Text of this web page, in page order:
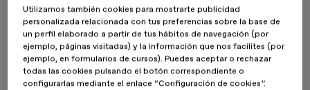
15 Junio 2017 Mireia González
Nuestra experta en moda, Mireia González, visitó el estudio del
diseñador de alta costura Xavier Gonzalvez. Según Mireia "Xavier
intenta combinar la tradición de la alta costura con los nuevos
Utilizamos también cookies para mostrarte publicidad
personalizada relacionada con tus preferencias sobre la base de
un perfil elaborado a partir de tus hábitos de navegación (por
ejemplo, páginas visitadas) y la información que nos facilites (por
ejemplo, en formularios de cursos). Puedes aceptar o rechazar
todas las cookies pulsando el botón correspondiente o
configurarlas mediante el enlace “Configuración de cookies”.